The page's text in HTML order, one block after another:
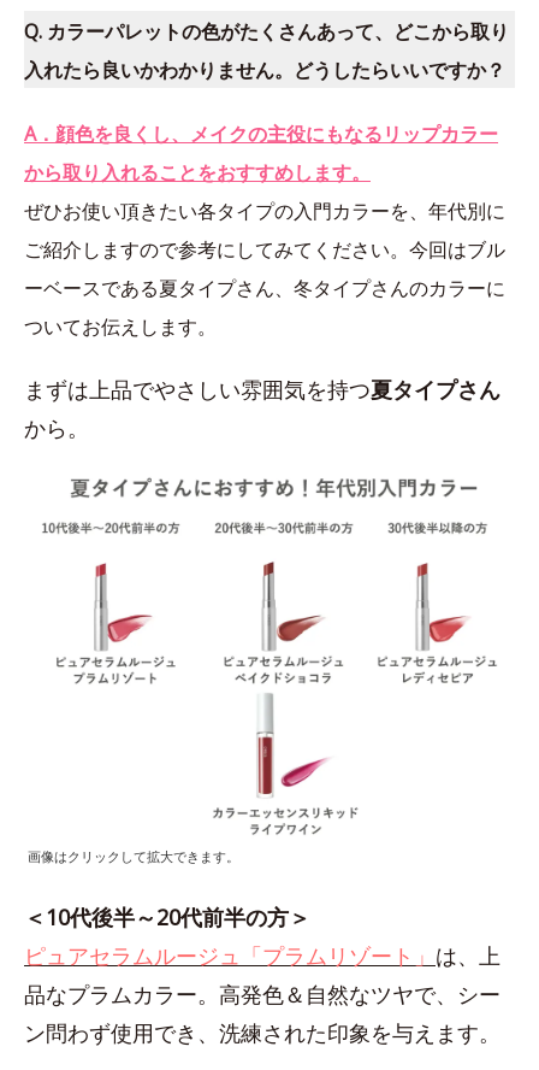
Q. カラーパレットの色がたくさんあって、どこから取り
入れたら良いかわかりません。どうしたらいいですか？
A．顔色を良くし、メイクの主役にもなるリップカラー
から取り入れることをおすすめします。
ぜひお使い頂きたい各タイプの入門カラーを、年代別に
ご紹介しますので参考にしてみてください。今回はブル
ーベースである夏タイプさん、冬タイプさんのカラーに
ついてお伝えします。
まずは上品でやさしい雰囲気を持つ夏タイプさん
から。
画像はクリックして拡大できます。
＜10代後半～20代前半の方＞
ピュアセラムルージュ「プラムリゾート」 は、上
品なプラムカラー。高発色＆自然なツヤで、シー
ン問わず使用でき、洗練された印象を与えます。